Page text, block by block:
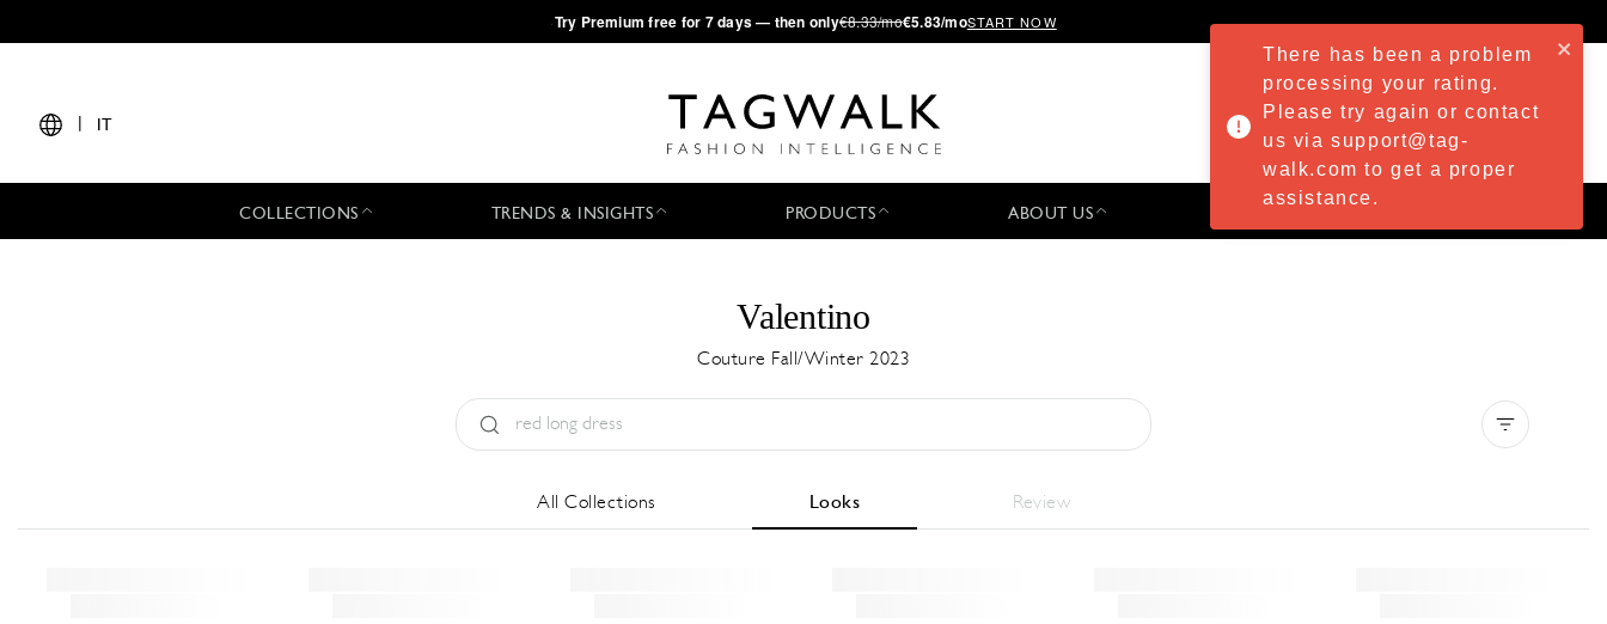
·Try Premium free for 7 days — then only€8.33/mo€5.83/moSTART NOW
IT
COLLECTIONS TRENDS & INSIGHTS PRODUCTS ABOUT US
Valentino
Couture Fall/Winter 2023
All Collections Looks Review
There has been a problem
processing your rating.
Please try again or contact
us via support@tag-
walk.com to get a proper
assistance.